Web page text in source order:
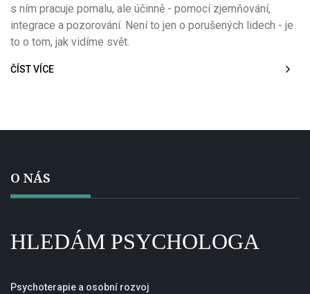
s ním pracuje pomalu, ale účinně - pomocí zjemňování,
integrace a pozorování. Není to jen o porušených lidech - je
to o tom, jak vidíme svět.
ČÍST VÍCE
O NÁS
HLEDÁM PSYCHOLOGA
Psychoterapie a osobní rozvoj